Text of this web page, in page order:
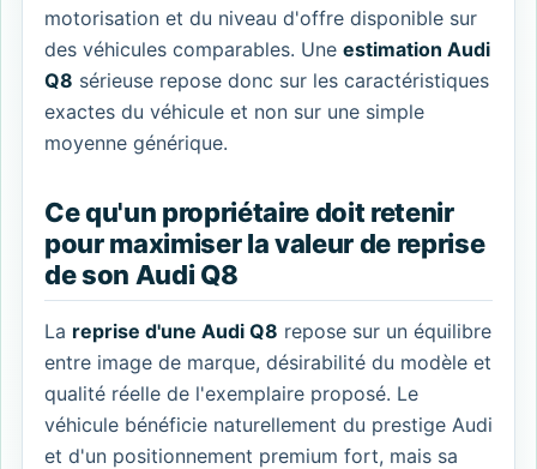
motorisation et du niveau d'offre disponible sur
des véhicules comparables. Une estimation Audi
Q8 sérieuse repose donc sur les caractéristiques
exactes du véhicule et non sur une simple
moyenne générique.
Ce qu'un propriétaire doit retenir
pour maximiser la valeur de reprise
de son Audi Q8
La reprise d'une Audi Q8 repose sur un équilibre
entre image de marque, désirabilité du modèle et
qualité réelle de l'exemplaire proposé. Le
véhicule bénéficie naturellement du prestige Audi
et d'un positionnement premium fort, mais sa